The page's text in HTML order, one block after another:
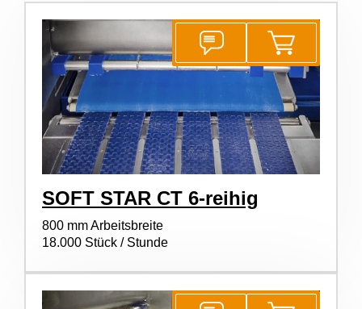
SOFT STAR CT 6-reihig
800 mm Arbeitsbreite
18.000 Stück / Stunde